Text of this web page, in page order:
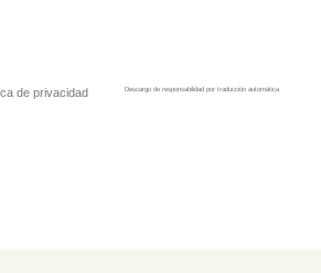
de privacidad Descargo de responsabilidad por traducción automática